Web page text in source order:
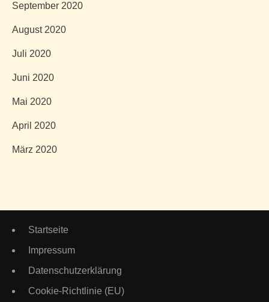
September 2020
August 2020
Juli 2020
Juni 2020
Mai 2020
April 2020
März 2020
Startseite
Impressum
Datenschutzerklärung
Cookie-Richtlinie (EU)